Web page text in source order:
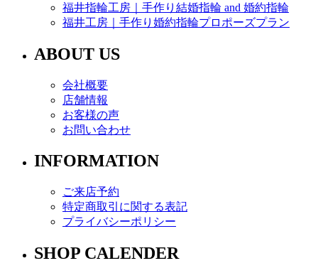
福井指輪工房｜手作り結婚指輪 and 婚約指輪
福井工房｜手作り婚約指輪プロポーズプラン
ABOUT US
会社概要
店舗情報
お客様の声
お問い合わせ
INFORMATION
ご来店予約
特定商取引に関する表記
プライバシーポリシー
SHOP CALENDER